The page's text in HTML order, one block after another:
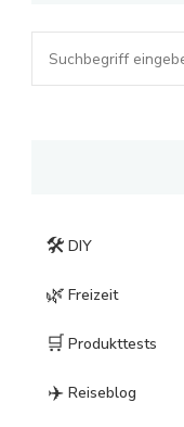
Looking
for
🛠️ DIY
🌿 Freizeit
🛒 Produkttests
✈️ Reiseblog